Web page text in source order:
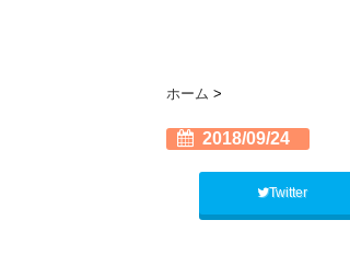
ホーム >
2018/09/24
Twitter